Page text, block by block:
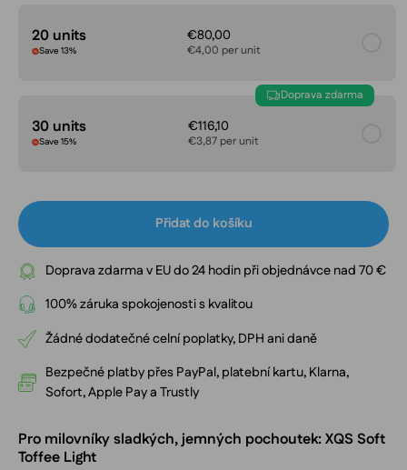
20 units
Save 13%
€80,00
€4,00 per unit
Doprava zdarma
30 units
Save 15%
€116,10
€3,87 per unit
Přidat do košíku
Doprava zdarma v EU do 24 hodin při objednávce nad 70 €
100% záruka spokojenosti s kvalitou
Žádné dodatečné celní poplatky, DPH ani daně
Bezpečné platby přes PayPal, platební kartu, Klarna,
Sofort, Apple Pay a Trustly
Pro milovníky sladkých, jemných pochoutek: XQS Soft
Toffee Light